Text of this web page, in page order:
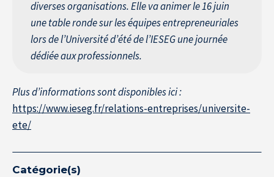
diverses organisations. Elle va animer le 16 juin
une table ronde sur les équipes entrepreneuriales
lors de l’Université d’été de l’IESEG une journée
dédiée aux professionnels.
Plus d’informations sont disponibles ici :
https://www.ieseg.fr/relations-entreprises/universite-
ete/
Catégorie(s)